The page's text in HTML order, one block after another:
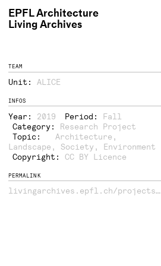
EPFL Architecture
Living Archives
TEAM
Unit: ALICE
INFOS
Year: 2019 Period: Fall
Category: Research Project
Topic:
Architecture ,
Landscape , Society , Environment
Copyright: CC BY Licence
PERMALINK
livingarchives.epfl.ch/projects/5358/grand-geneve/